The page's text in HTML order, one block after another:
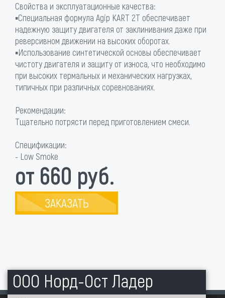
Свойства и эксплуатационные качества:
▪Специальная формула Agip KART 2T обеспечивает
надежную защиту двигателя от заклинивания даже при
реверсивном движении на высоких оборотах.
▪Использование синтетической основы обеспечивает
чистоту двигателя и защиту от износа, что необходимо
при высоких термальных и механических нагрузках,
типичных при различных соревнованиях.
Рекомендации:
Тщательно потрясти перед приготовлением смеси.
Спецификации:
- Low Smoke
от 660 руб.
ЗАКАЗАТЬ
ООО Норд-Ост Ладер